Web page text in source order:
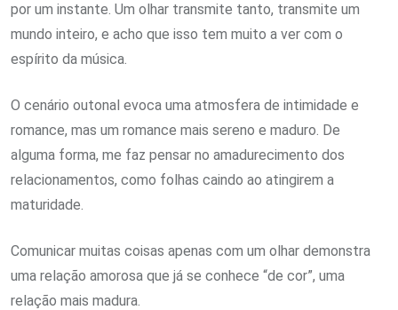
por um instante. Um olhar transmite tanto, transmite um
mundo inteiro, e acho que isso tem muito a ver com o
espírito da música.
O cenário outonal evoca uma atmosfera de intimidade e
romance, mas um romance mais sereno e maduro. De
alguma forma, me faz pensar no amadurecimento dos
relacionamentos, como folhas caindo ao atingirem a
maturidade.
Comunicar muitas coisas apenas com um olhar demonstra
uma relação amorosa que já se conhece “de cor”, uma
relação mais madura.